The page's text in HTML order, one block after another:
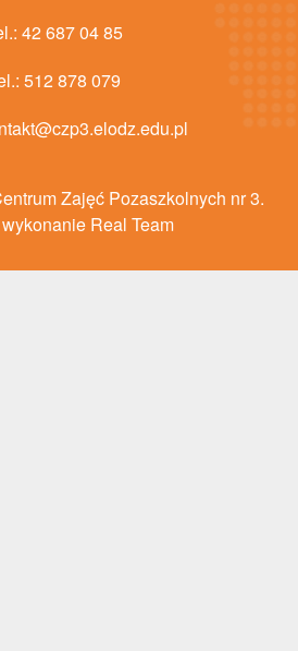
42 687 04 85
512 878 079
Zajęć Pozaszkolnych nr 3.
Real Team